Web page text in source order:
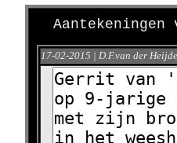
17-02-2015 | D.F.van der